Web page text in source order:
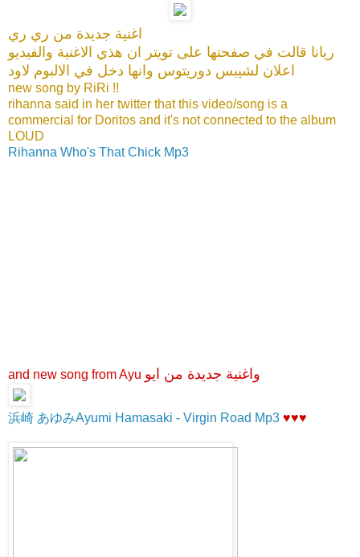
اغنية جديدة من ري ري
ريانا قالت في صفحتها على تويتر ان هذي الاغنية والفيديو
اعلان لشيبس دوريتوس وانها دخل في الالبوم لاود
new song by RiRi !!
rihanna said in her twitter that this video/song is a
commercial for Doritos and it's not connected to the album
LOUD
Rihanna Who's That Chick Mp3
and new song from Ayu واغنية جديدة من ايو
浜崎 あゆみAyumi Hamasaki - Virgin Road Mp3 ♥♥♥